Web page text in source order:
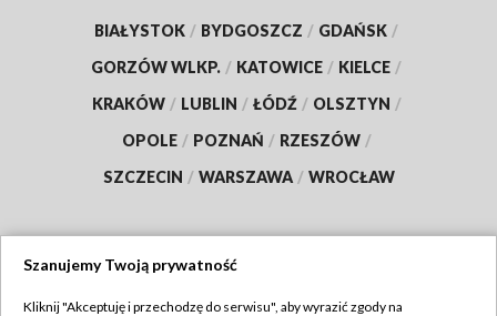
BIAŁYSTOK / BYDGOSZCZ / GDAŃSK /
GORZÓW WLKP. / KATOWICE / KIELCE /
KRAKÓW / LUBLIN / ŁÓDŹ / OLSZTYN /
OPOLE / POZNAŃ / RZESZÓW /
SZCZECIN / WARSZAWA / WROCŁAW
Szanujemy Twoją prywatność
Kliknij "Akceptuję i przechodzę do serwisu", aby wyrazić zgody na